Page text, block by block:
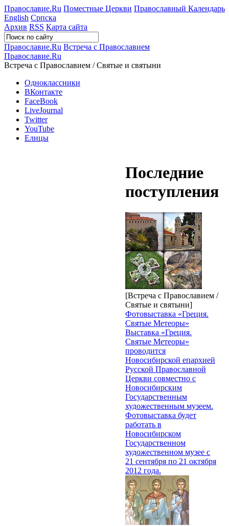
Православие.Ru Поместные Церкви Православный Календарь
English Српска
Архив RSS Карта сайта
Православие.Ru Встреча с Православием
Православие.Ru
Встреча с Православием / Святые и святыни
Одноклассники
ВКонтакте
FaceBook
LiveJournal
Twitter
YouTube
Елицы
Последние
поступления
[Встреча с Православием /
Святые и святыни]
Фотовыставка «Греция.
Святые Метеоры»
Выставка «Греция.
Святые Метеоры»
проводится
Новосибирской епархией
Русской Православной
Церкви совместно с
Новосибирским
Государственным
художественным музеем.
Фотовыставка будет
работать в
Новосибирском
Государственном
художественном музее с
21 сентября по 21 октября
2012 года.